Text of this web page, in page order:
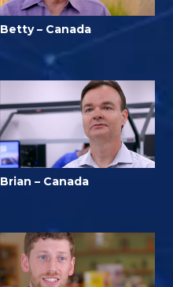
Betty – Canada
Brian – Canada